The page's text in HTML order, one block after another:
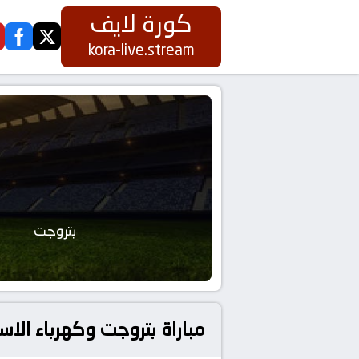
كورة لايف
kora-live.stream
twitter
بتروجت
مباراة بتروجت وكهرباء الاسماعيلية تُقام